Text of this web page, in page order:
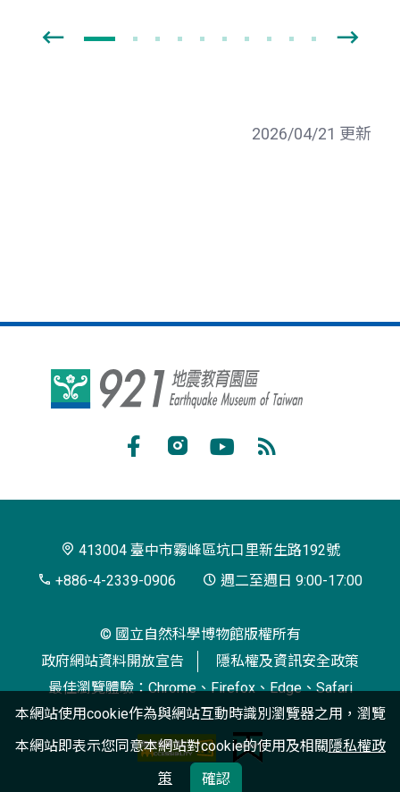
2026/04/21 更新
921
園
區
閱
413004 臺中市霧峰區坑口里新生路192號
+886-4-2339-0906
週二至週日 9:00-17:00
© 國立自然科學博物館版權所有
政府網站資料開放宣告
隱私權及資訊安全政策
最佳瀏覽體驗：Chrome、Firefox、Edge、Safari
本網站使用cookie作為與網站互動時識別瀏覽器之用，瀏覽
本網站即表示您同意本網站對cookie的使用及相關隱私權政
策
確認